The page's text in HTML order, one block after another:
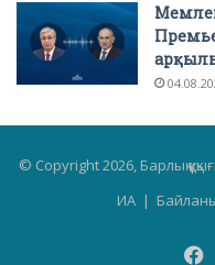
© Copyright 2026, Барлық
ИА |